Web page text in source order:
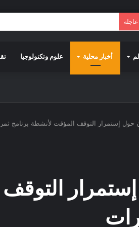
عاجلة
أخبار محلية علوم وتكنولوجيا
حول إستمرار التوقف المؤقت لأنشطة برنامج